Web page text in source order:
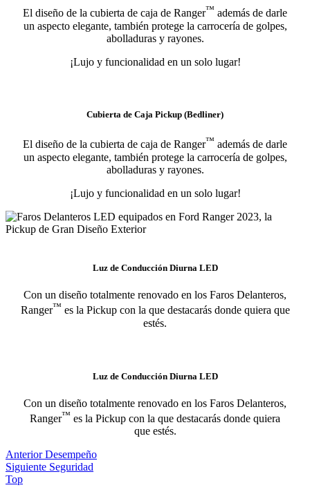
El diseño de la cubierta de caja de Ranger™ además de darle
un aspecto elegante, también protege la carrocería de golpes,
abolladuras y rayones.
¡Lujo y funcionalidad en un solo lugar!
Cubierta de Caja Pickup (Bedliner)
El diseño de la cubierta de caja de Ranger™ además de darle
un aspecto elegante, también protege la carrocería de golpes,
abolladuras y rayones.
¡Lujo y funcionalidad en un solo lugar!
Luz de Conducción Diurna LED
Con un diseño totalmente renovado en los Faros Delanteros,
Ranger™ es la Pickup con la que destacarás donde quiera que
estés.
Luz de Conducción Diurna LED
Con un diseño totalmente renovado en los Faros Delanteros,
Ranger™ es la Pickup con la que destacarás donde quiera
que estés.
Anterior Desempeño
Siguiente Seguridad
Top